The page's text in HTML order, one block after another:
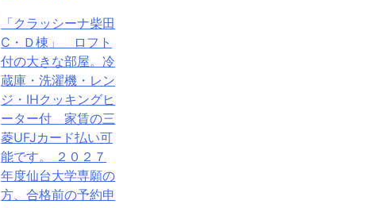
「クラッシーナ柴田
C・Ｄ棟」 ロフト
付の大きな部屋。冷
蔵庫・洗濯機・レン
ジ・IHクッキングヒ
ーター付 家賃の三
菱UFJカード払い可
能です。 ２０２７
年度仙台大学専願の
方、合格前の予約申